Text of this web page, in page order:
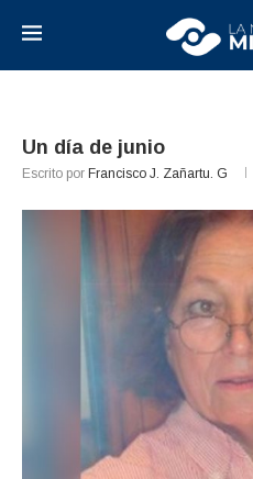
Un día de junio
Escrito por Francisco J. Zañartu. G